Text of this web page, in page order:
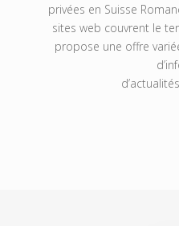
privées en Suisse
sites web couvrent le
propose une offre